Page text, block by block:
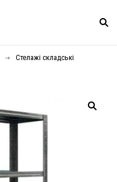
Стелажі складські